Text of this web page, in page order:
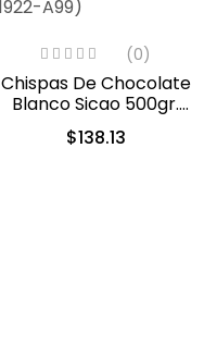
(0)
Chispas De Chocolate
Blanco Sicao 500gr.
(1922-A99)
$138.13